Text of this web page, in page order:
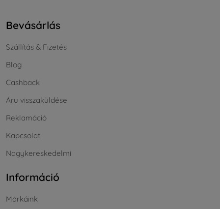
Bevásárlás
Szállítás & Fizetés
Blog
Cashback
Áru visszaküldése
Reklamáció
Kapcsolat
Nagykereskedelmi
Információ
Márkáink